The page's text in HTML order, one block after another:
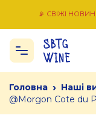
📡 СВІЖІ
Головна › Наші
@Morgon Cote du